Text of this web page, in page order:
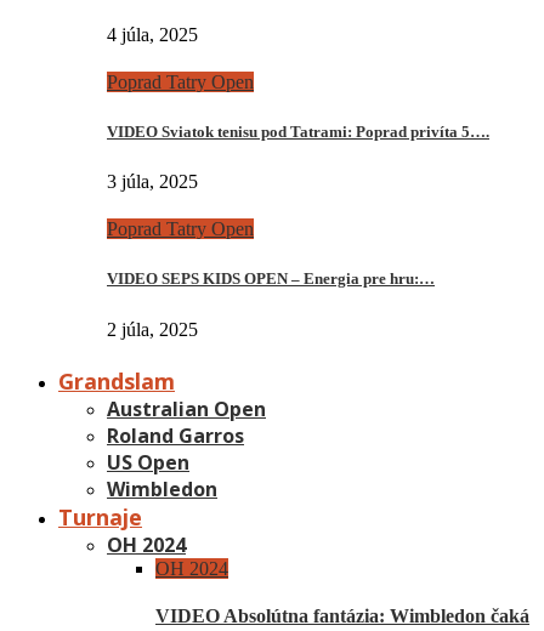
4 júla, 2025
Poprad Tatry Open
VIDEO Sviatok tenisu pod Tatrami: Poprad privíta 5….
3 júla, 2025
Poprad Tatry Open
VIDEO SEPS KIDS OPEN – Energia pre hru:…
2 júla, 2025
Grandslam
Australian Open
Roland Garros
US Open
Wimbledon
Turnaje
OH 2024
OH 2024
VIDEO Absolútna fantázia: Wimbledon čaká